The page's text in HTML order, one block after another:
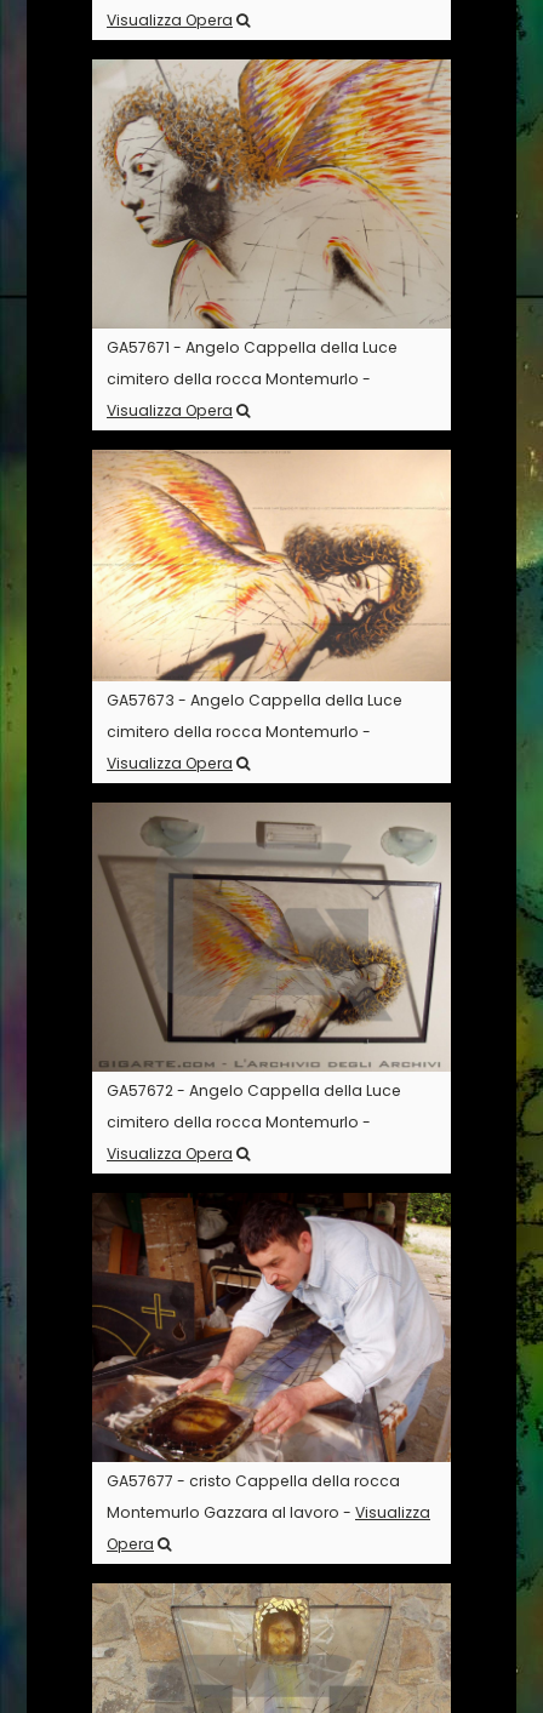
Visualizza Opera
GA57671 - Angelo Cappella della Luce
cimitero della rocca Montemurlo -
Visualizza Opera
GA57673 - Angelo Cappella della Luce
cimitero della rocca Montemurlo -
Visualizza Opera
GA57672 - Angelo Cappella della Luce
cimitero della rocca Montemurlo -
Visualizza Opera
GA57677 - cristo Cappella della rocca
Montemurlo Gazzara al lavoro - Visualizza
Opera